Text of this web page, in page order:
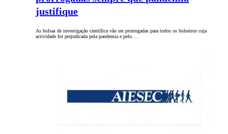
justifique
As bolsas de investigação científica vão ser prorrogadas para todos os bolseiros cuja
actividade for prejudicada pela pandemia e pelo…